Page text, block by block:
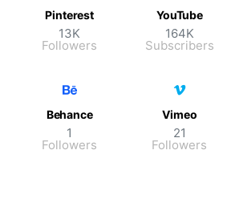
Pinterest
13K
Followers
YouTube
164K
Subscribers
Behance
1
Followers
Vimeo
21
Followers